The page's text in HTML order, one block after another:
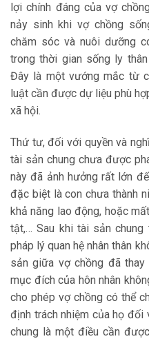
lợi chính đáng của vợ
nảy sinh khi vợ chồng
chăm sóc và nuôi dưỡng
trong thời gian sống ly
Đây là một vướng mắc từ
luật cần được dự liệu phù
xã hội.
Thứ tư, đối với quyền và
tài sản chung chưa được
này đã ảnh hưởng rất lớn
đặc biệt là con chưa thành
khả năng lao động, hoặc
tật,… Sau khi tài sản chung
pháp lý quan hệ nhân thân
sản giữa vợ chồng đã
mục đích của hôn nhân
cho phép vợ chồng có thể
định trách nhiệm của họ
chung là một điều cần